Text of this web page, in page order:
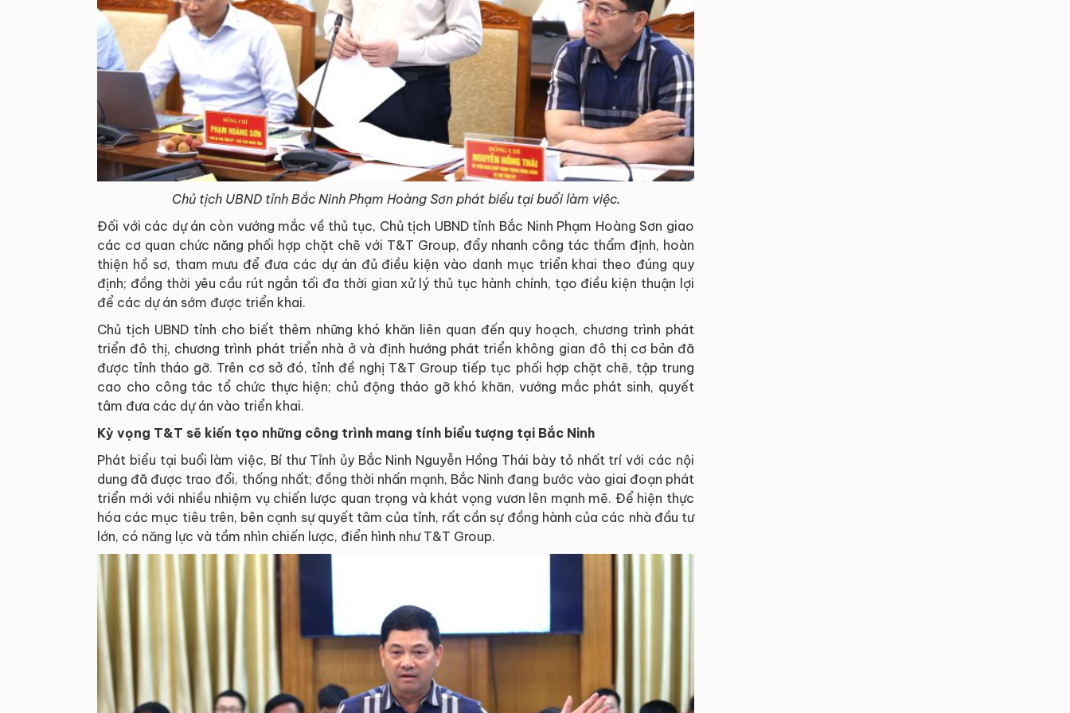
Chủ tịch UBND tỉnh Bắc Ninh Phạm Hoàng Sơn phát biểu tại buổi làm việc.
Đối với các dự án còn vướng mắc về thủ tục, Chủ tịch UBND tỉnh Bắc Ninh Phạm Hoàng Sơn giao
các cơ quan chức năng phối hợp chặt chẽ với T&T Group, đẩy nhanh công tác thẩm định, hoàn
thiện hồ sơ, tham mưu để đưa các dự án đủ điều kiện vào danh mục triển khai theo đúng quy
định; đồng thời yêu cầu rút ngắn tối đa thời gian xử lý thủ tục hành chính, tạo điều kiện thuận lợi
để các dự án sớm được triển khai.
Chủ tịch UBND tỉnh cho biết thêm những khó khăn liên quan đến quy hoạch, chương trình phát
triển đô thị, chương trình phát triển nhà ở và định hướng phát triển không gian đô thị cơ bản đã
được tỉnh tháo gỡ. Trên cơ sở đó, tỉnh đề nghị T&T Group tiếp tục phối hợp chặt chẽ, tập trung
cao cho công tác tổ chức thực hiện; chủ động tháo gỡ khó khăn, vướng mắc phát sinh, quyết
tâm đưa các dự án vào triển khai.
Kỳ vọng T&T sẽ kiến tạo những công trình mang tính biểu tượng tại Bắc Ninh
Phát biểu tại buổi làm việc, Bí thư Tỉnh ủy Bắc Ninh Nguyễn Hồng Thái bày tỏ nhất trí với các nội
dung đã được trao đổi, thống nhất; đồng thời nhấn mạnh, Bắc Ninh đang bước vào giai đoạn phát
triển mới với nhiều nhiệm vụ chiến lược quan trọng và khát vọng vươn lên mạnh mẽ. Để hiện thực
hóa các mục tiêu trên, bên cạnh sự quyết tâm của tỉnh, rất cần sự đồng hành của các nhà đầu tư
lớn, có năng lực và tầm nhìn chiến lược, điển hình như T&T Group.